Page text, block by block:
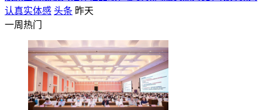
认真实体感 头条 昨天
一周热门